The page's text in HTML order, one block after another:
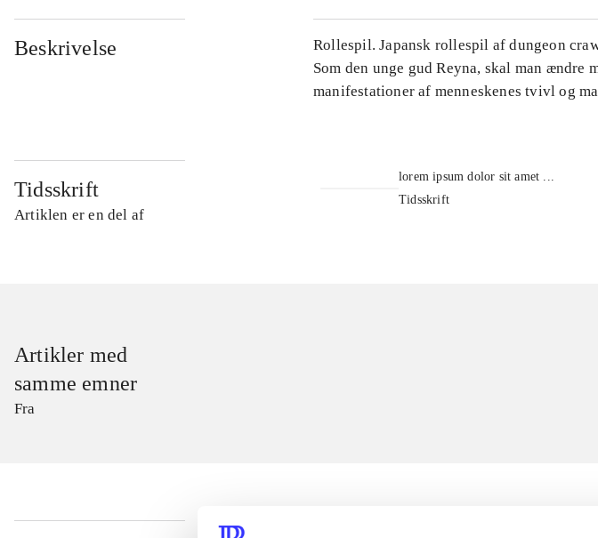
Beskrivelse
Rollespil. Japansk rollespil af dungeon
Som den unge gud Reyna, skal man ændre
manifestationer af menneskenes tvivl og
Tidsskrift
Artiklen er en del af
lorem ipsum dolor sit amet ...
Tidsskrift
Artikler med
samme emner
Fra